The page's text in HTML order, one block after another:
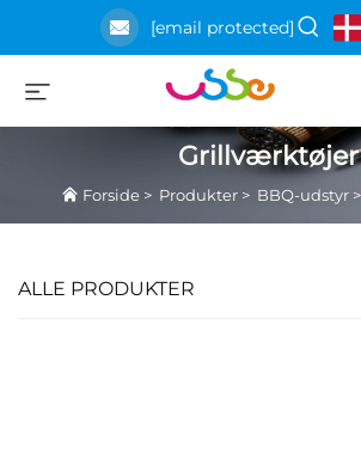
[email protected]
Grillværktøjer
Forside> Produkter> BBQ-udstyr>
ALLE PRODUKTER